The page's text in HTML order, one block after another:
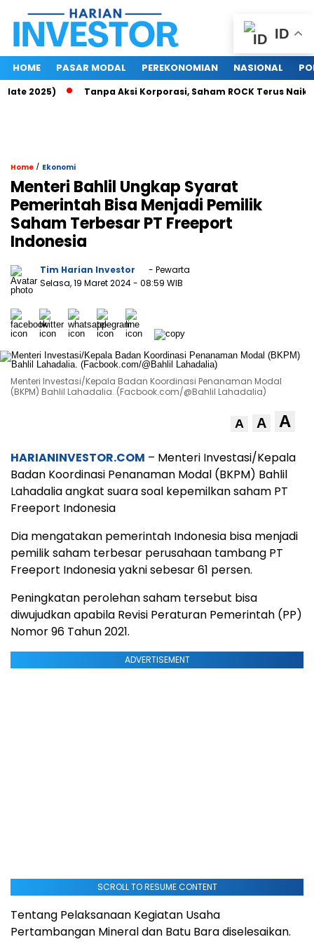
HOME PASAR MODAL PEREKONOMIAN NASIONAL
2025) Tanpa Aksi Korporasi, Saham ROCK Terus Naik,
Home / Ekonomi
Menteri Bahlil Ungkap Syarat
Pemerintah Bisa Menjadi Pemilik
Saham Terbesar PT Freeport
Indonesia
Tim Harian Investor
- Pewarta
Selasa, 19 Maret 2024- 08:59 WIB
Menteri Investasi/Kepala Badan Koordinasi Penanaman Modal
(BKPM) Bahlil Lahadalia. (Facbook.com/@Bahlil Lahadalia)
A A A
HARIANINVESTOR.COM – Menteri Investasi/Kepala
Badan Koordinasi Penanaman Modal (BKPM) Bahlil
Lahadalia angkat suara soal kepemilkan saham PT
Freeport Indonesia
Dia mengatakan pemerintah Indonesia bisa menjadi
pemilik saham terbesar perusahaan tambang PT
Freeport Indonesia yakni sebesar 61 persen.
Peningkatan perolehan saham tersebut bisa
diwujudkan apabila Revisi Peraturan Pemerintah (PP)
Nomor 96 Tahun 2021.
ADVERTISEMENT
SCROLL TO RESUME CONTENT
Tentang Pelaksanaan Kegiatan Usaha
Pertambangan Mineral dan Batu Bara diselesaikan.
ID